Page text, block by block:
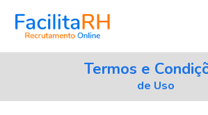
Termos e
de Uso